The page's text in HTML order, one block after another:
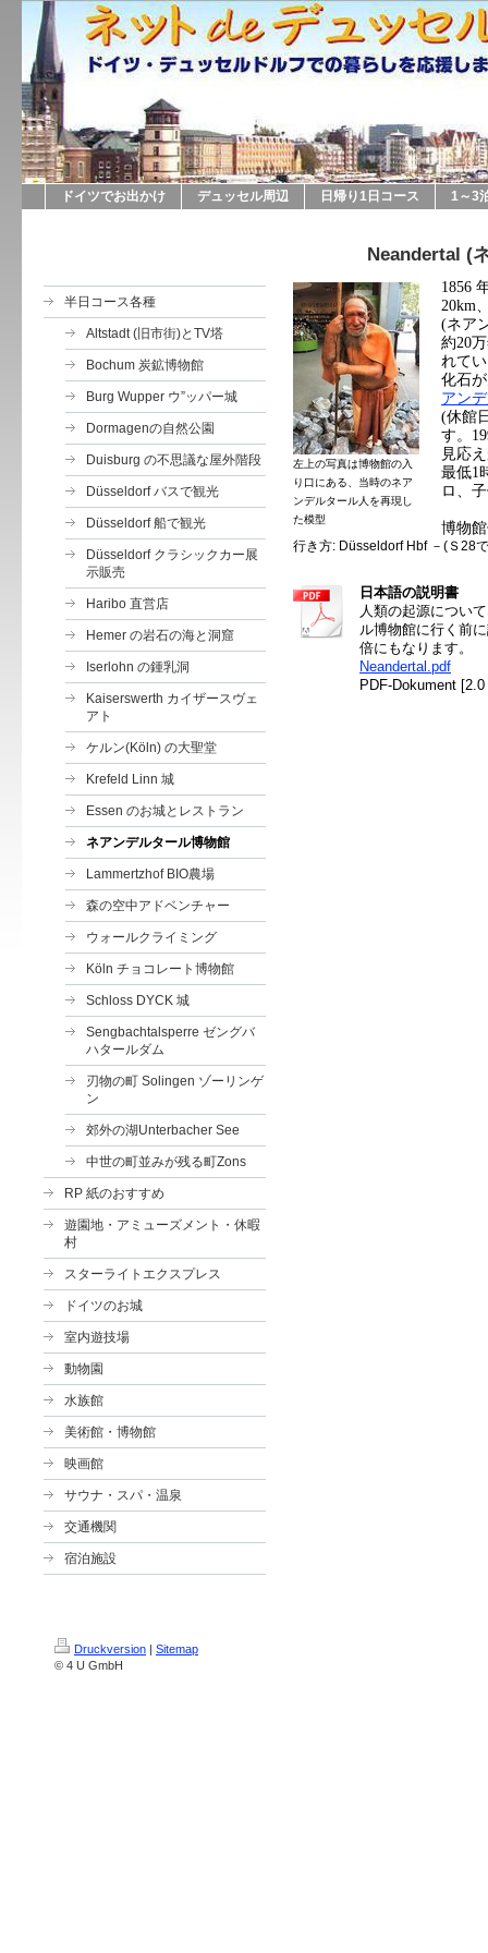
ドイツでお出かけ デュッセル周辺 日帰り1日コース 1～3
半日コース各種
Altstadt (旧市街)とTV塔
Bochum 炭鉱博物館
Burg Wupper ウ”ッパー城
Dormagenの自然公園
Duisburg の不思議な屋外階段
Düsseldorf バスで観光
Düsseldorf 船で観光
Düsseldorf クラシックカー展
示販売
Haribo 直営店
Hemer の岩石の海と洞窟
Iserlohn の鍾乳洞
Kaiserswerth カイザースヴェ
アト
ケルン(Köln) の大聖堂
Krefeld Linn 城
Essen のお城とレストラン
ネアンデルタール博物館
Lammertzhof BIO農場
森の空中アドベンチャー
ウォールクライミング
Köln チョコレート博物館
Schloss DYCK 城
Sengbachtalsperre ゼングバ
ハタールダム
刃物の町 Solingen ゾーリンゲ
ン
郊外の湖Unterbacher See
中世の町並みが残る町Zons
RP 紙のおすすめ
遊園地・アミューズメント・休暇
村
スターライトエクスプレス
ドイツのお城
室内遊技場
動物園
水族館
美術館・博物館
映画館
サウナ・スパ・温泉
交通機関
宿泊施設
Neandertal (
左上の写真は博物館の入
り口にある、当時のネア
ンデルタール人を再現し
た模型
1856
20km
(ネア
約20
れて
化石
アン
(休館
す。
見応
最低1
ロ、
博物
行き方: Düsseldorf Hbf －(Ｓ28
日本語の説明書
人類の起源につい
ル博物館に行く前
倍にもなります。
Neandertal.pdf
PDF-Dokument
Druckversion | Sitemap
© 4 U GmbH